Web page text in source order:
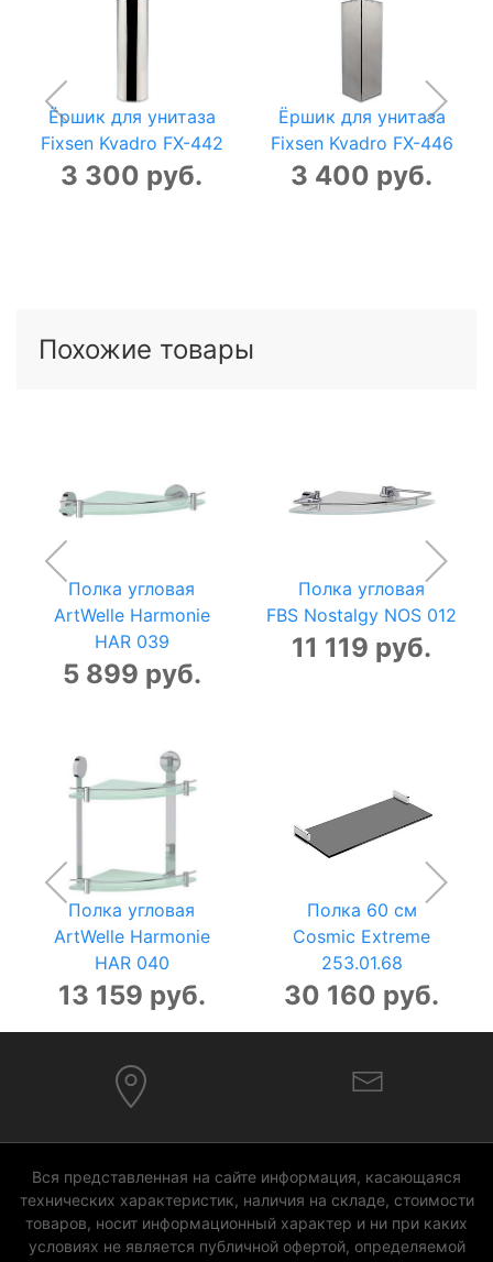
Ёршик для унитаза
Fixsen Kvadro FX-442
3 300 руб.
Ёршик для унитаза
Fixsen Kvadro FX-446
3 400 руб.
Похожие товары
Полка угловая
ArtWelle Harmonie
HAR 039
5 899 руб.
Полка угловая
FBS Nostalgy NOS 012
11 119 руб.
Полка угловая
ArtWelle Harmonie
HAR 040
13 159 руб.
Полка 60 см
Cosmic Extreme
253.01.68
30 160 руб.
Вся представленная на сайте информация, касающаяся
технических характеристик, наличия на складе, стоимости
товаров, носит информационный характер и ни при каких
условиях не является публичной офертой, определяемой